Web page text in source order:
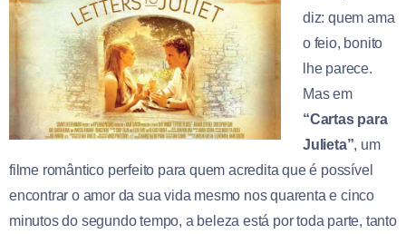
diz: quem ama
o feio, bonito
lhe parece.
Mas em
“Cartas para
Julieta”, um
filme romântico perfeito para quem acredita que é possível
encontrar o amor da sua vida mesmo nos quarenta e cinco
minutos do segundo tempo, a beleza está por toda parte, tanto